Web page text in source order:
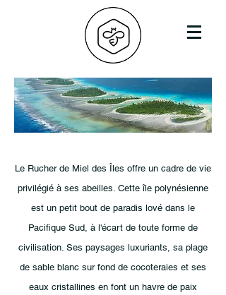
Le Rucher de Miel des Îles offre un cadre de vie
privilégié à ses abeilles. Cette île polynésienne
est un petit bout de paradis lové dans le
Pacifique Sud, à l'écart de toute forme de
civilisation. Ses paysages luxuriants, sa plage
de sable blanc sur fond de cocoteraies et ses
eaux cristallines en font un havre de paix